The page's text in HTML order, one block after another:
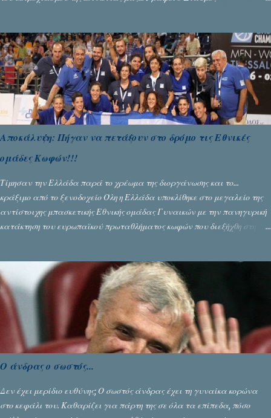
Αποκάλυψη: Πήγαν να πετάξουν στο δρόμο τις Εθνικές
ομάδες Κωφών!!!
Τίμησαν την Ελλάδα παρά το χρέωμα της διοργάνωσης και το...
κράξιμο από το ξενοδοχείο Όλη η Ελλάδα υποκλίθηκε στο μεγαλείο της
αντίστοιχης μπασκετικής Εθνικής ομάδας Γυναικών με την πανηγυρική
κατάκτηση του ευρωπαϊκού πρωταθλήματος κωφών που διεξήχθη στη
τους που ολοκληρώθηκε με τη νίκη τους στον τελικό επί της Λιθουανίας,
υπάρχουν και τα δυσάρεστα. Τα πολύ δυσάρεστα...
Ο άνδρας ο σωστός...
Δεν έχει μερίδιο ευθύνης; Ο σωστός άνδρας έχει τη γυναίκα κορώνα
στο κεφάλι του. Καθαρίζει για πάρτη της σε όλα τα επίπεδα, πόσο